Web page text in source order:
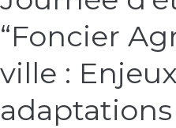
“Foncier
ville :
d’études
“Foncier
Agricole
ville
Enjeux,